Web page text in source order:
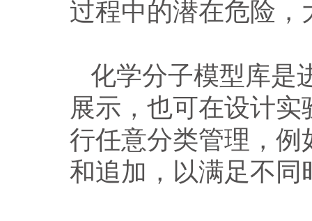
过程中的潜在危险
化学分子模型库是
展示，也可在设计
行任意分类管理，
和追加，以满足不